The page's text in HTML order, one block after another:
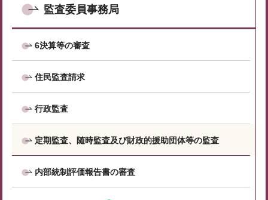
監査委員事務局
6決算等の審査
住民監査請求
行政監査
定期監査、随時監査及び財政的援助団体等の監査
内部統制評価報告書の審査